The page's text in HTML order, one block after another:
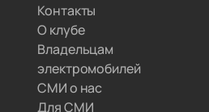
параллельного импорта.
настроенную
документами
Контакты
О клубе
Владельцам
электромобилей
СМИ о нас
Для СМИ